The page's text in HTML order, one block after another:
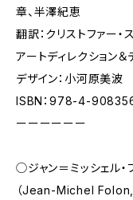
章、半澤紀恵
翻訳：クリストファー・
アートディレクション＆
デザイン：小河原美波
ISBN：978-4-
ーーーーーー
◯ジャン＝ミッシェル・
（Jean-Michel